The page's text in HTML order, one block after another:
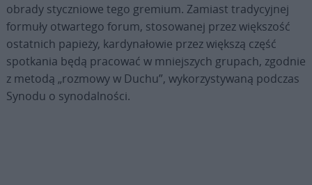
obrady styczniowe tego gremium. Zamiast tradycyjnej
formuły otwartego forum, stosowanej przez większość
ostatnich papieży, kardynałowie przez większą część
spotkania będą pracować w mniejszych grupach, zgodnie
z metodą „rozmowy w Duchu”, wykorzystywaną podczas
Synodu o synodalności.